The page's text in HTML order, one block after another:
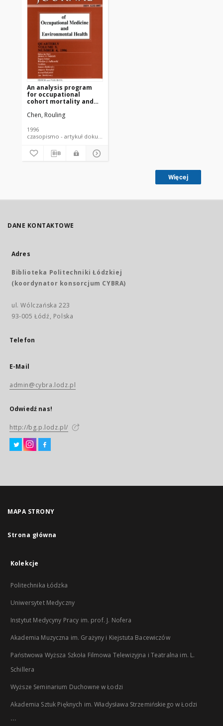
An analysis program
for occupational
cohort mortality and
copper miners
Chen, Rouling
1996
czasopismo - artykuł dokument piśmienniczy
Więcej
DANE KONTAKTOWE
Adres
Biblioteka Politechniki Łódzkiej
(koordynator konsorcjum CYBRA)
ul. Wólczańska 223
93-005 Łódź, Polska
Telefon
E-Mail
admin@cybra.lodz.pl
Odwiedź nas!
http://bg.p.lodz.pl/
MAPA STRONY
Strona główna
Kolekcje
Politechnika Łódzka
Uniwersytet Medyczny
Instytut Medycyny Pracy im. prof. J. Nofera
Akademia Muzyczna im. Grażyny i Kiejstuta Bacewiczów
Państwowa Wyższa Szkoła Filmowa Telewizyjna i Teatralna im. L.
Schillera
Wyższe Seminarium Duchowne w Łodzi
Akademia Sztuk Pięknych im. Władysława Strzemińskiego w Łodzi
...